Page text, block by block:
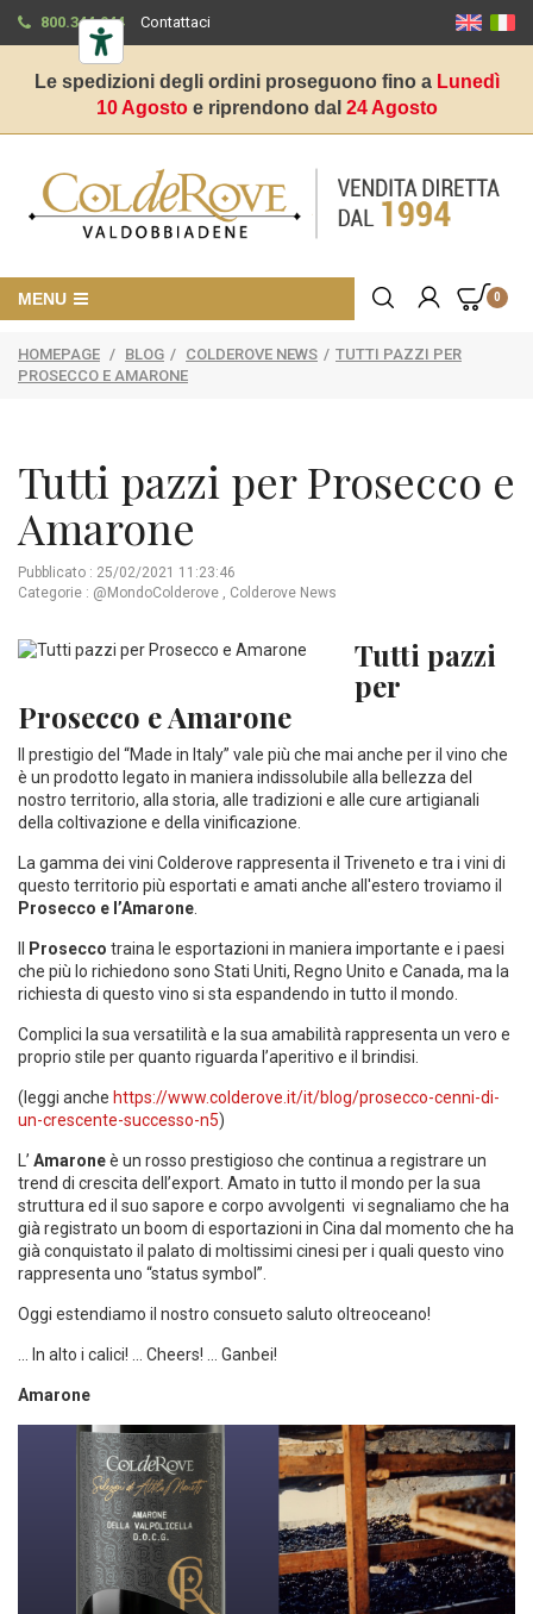
800.344.944 Contattaci
Le spedizioni degli ordini proseguono fino a Lunedì
10 Agostoe riprendono dal 24 Agosto
0
MENU
HOMEPAGE / BLOG / COLDEROVE NEWS / TUTTI PAZZI PER
PROSECCO E AMARONE
Tutti pazzi per Prosecco e
Amarone
Pubblicato : 25/02/2021 11:23:46
Categorie : @MondoColderove , Colderove News
Tutti pazzi
per
Prosecco e Amarone
Il prestigio del “Made in Italy” vale più che mai anche per il vino che
è un prodotto legato in maniera indissolubile alla bellezza del
nostro territorio, alla storia, alle tradizioni e alle cure artigianali
della coltivazione e della vinificazione.
La gamma dei vini Colderove rappresenta il Triveneto e tra i vini di
questo territorio più esportati e amati anche all'estero troviamo il
Prosecco e l’Amarone.
Prosecco traina le esportazioni in maniera importante e i paesi
che più lo richiedono sono Stati Uniti, Regno Unito e Canada, ma la
richiesta di questo vino si sta espandendo in tutto il mondo.
Complici la sua versatilità e la sua amabilità rappresenta un vero e
proprio stile per quanto riguarda l’aperitivo e il brindisi.
(leggi anche https://www.colderove.it/it/blog/prosecco-cenni-di-
un-crescente-successo-n5)
L’ Amaroneè un rosso prestigioso che continua a registrare un
trend di crescita dell’export. Amato in tutto il mondo per la sua
struttura ed il suo sapore e corpo avvolgenti vi segnaliamo che ha
già registrato un boom di esportazioni in Cina dal momento che ha
già conquistato il palato di moltissimi cinesi per i quali questo vino
rappresenta uno “status symbol”.
Oggi estendiamo il nostro consueto saluto oltreoceano!
… In alto i calici! … Cheers! … Ganbei!
Amarone